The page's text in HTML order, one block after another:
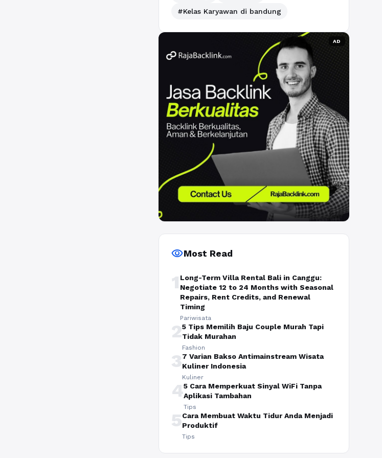
#Kelas Karyawan di bandung
AD
visibilityMost Read
1 Long-Term Villa Rental Bali in Canggu:
Negotiate 12 to 24 Months with Seasonal
Repairs, Rent Credits, and Renewal
Timing
Pariwisata
25 Tips Memilih Baju Couple Murah Tapi
Tidak Murahan
Fashion
37 Varian Bakso Antimainstream Wisata
Kuliner Indonesia
Kuliner
45 Cara Memperkuat Sinyal WiFi Tanpa
Aplikasi Tambahan
Tips
5Cara Membuat Waktu Tidur Anda Menjadi
Produktif
Tips